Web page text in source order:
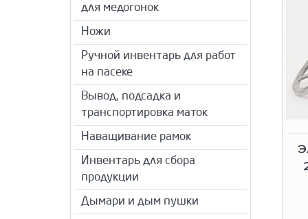
для медогонок
Ножи
Ручной инвентарь для работ
на пасеке
Вывод, подсадка и
транспортировка маток
Наващивание рамок
Инвентарь для сбора
продукции
Дымари и дым пушки